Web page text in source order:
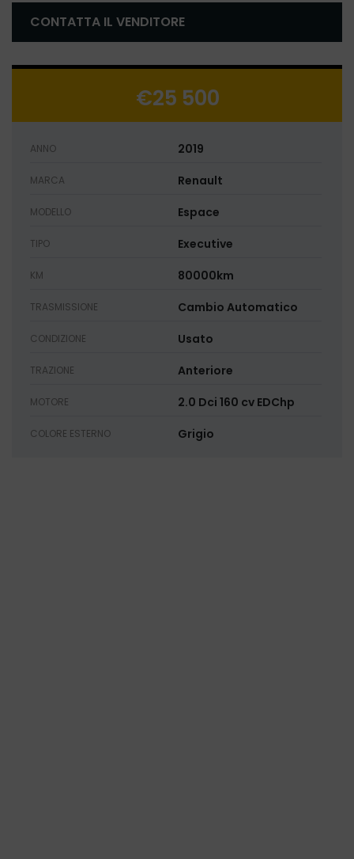
CONTATTA IL VENDITORE
€25 500
ANNO 2019
MARCA Renault
MODELLO Espace
TIPO Executive
KM 80000km
TRASMISSIONE Cambio Automatico
CONDIZIONE Usato
TRAZIONE Anteriore
MOTORE 2.0 Dci 160 cv EDChp
COLORE ESTERNO Grigio